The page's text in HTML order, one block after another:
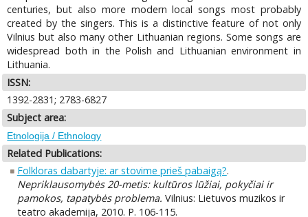
centuries, but also more modern local songs most probably
created by the singers. This is a distinctive feature of not only
Vilnius but also many other Lithuanian regions. Some songs are
widespread both in the Polish and Lithuanian environment in
Lithuania.
ISSN:
1392-2831; 2783-6827
Subject area:
Etnologija / Ethnology
Related Publications:
Folkloras dabartyje: ar stovime prieš pabaigą?.
Nepriklausomybės 20-metis: kultūros lūžiai, pokyčiai ir
pamokos, tapatybės problema. Vilnius: Lietuvos muzikos ir
teatro akademija, 2010. P. 106-115.